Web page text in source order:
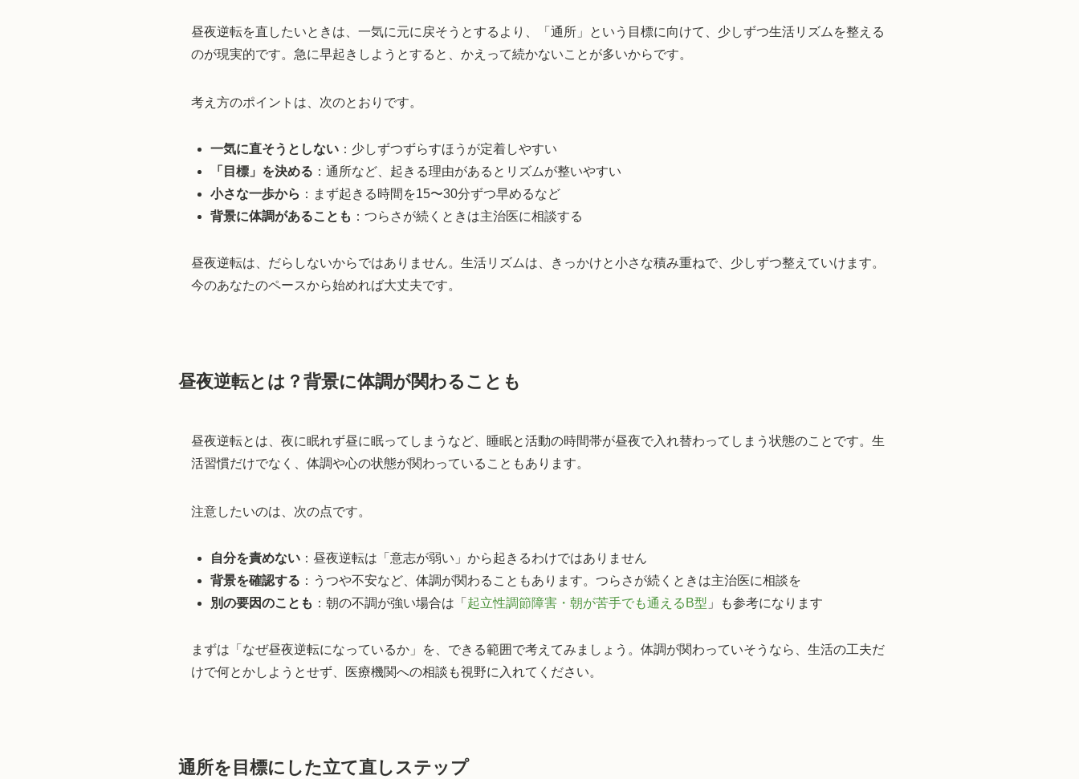
昼夜逆転を直したいときは、一気に元に戻そうとするより、「通所」という目標に向けて、少しずつ生活リズムを整える
のが現実的です。急に早起きしようとすると、かえって続かないことが多いからです。
考え方のポイントは、次のとおりです。
一気に直そうとしない ：少しずつずらすほうが定着しやすい
「目標」を決める ：通所など、起きる理由があるとリズムが整いやすい
小さな一歩から ：まず起きる時間を15〜30分ずつ早めるなど
背景に体調があることも ：つらさが続くときは主治医に相談する
昼夜逆転は、だらしないからではありません。生活リズムは、きっかけと小さな積み重ねで、少しずつ整えていけます。
今のあなたのペースから始めれば大丈夫です。
昼夜逆転とは？背景に体調が関わることも
昼夜逆転とは、夜に眠れず昼に眠ってしまうなど、睡眠と活動の時間帯が昼夜で入れ替わってしまう状態のことです。生
活習慣だけでなく、体調や心の状態が関わっていることもあります。
注意したいのは、次の点です。
自分を責めない ：昼夜逆転は「意志が弱い」から起きるわけではありません
背景を確認する ：うつや不安など、体調が関わることもあります。つらさが続くときは主治医に相談を
別の要因のことも ：朝の不調が強い場合は「 起立性調節障害・朝が苦手でも通えるB型 」も参考になります
まずは「なぜ昼夜逆転になっているか」を、できる範囲で考えてみましょう。体調が関わっていそうなら、生活の工夫だ
けで何とかしようとせず、医療機関への相談も視野に入れてください。
通所を目標にした立て直しステップ